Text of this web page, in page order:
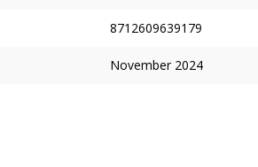
8712609639179
November 2024